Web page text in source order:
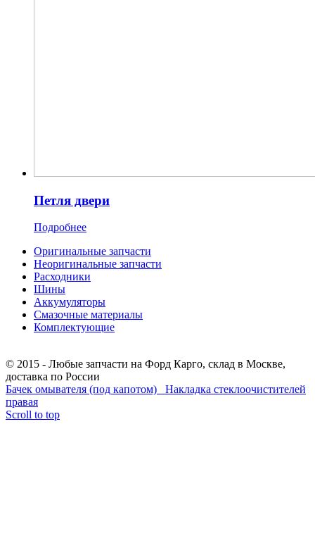
Петля двери
Подробнее
Оригинальные запчасти
Неоригинальные запчасти
Расходники
Шины
Аккумуляторы
Смазочные материалы
Комплектующие
© 2015 - Любые запчасти на Форд Карго, склад в Москве,
доставка по России
Бачек омывателя (под капотом)
Накладка стеклоочистителей
правая
Scroll to top